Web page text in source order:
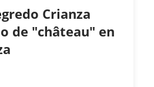
Crianza
de "château" en